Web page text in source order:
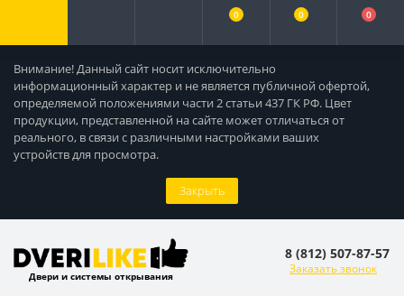
Внимание! Данный сайт носит исключительно
информационный характер и не является публичной офертой,
определяемой положениями части 2 статьи 437 ГК РФ. Цвет
продукции, представленной на сайте может отличаться от
реального, в связи с различными настройками ваших
устройств для просмотра.
Закрыть
0 0 0
Двери и системы открывания
8 (812) 507-87-57
Заказать звонок